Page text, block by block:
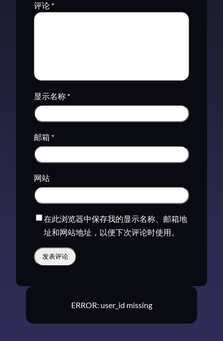
评论 *
显示名称 *
邮箱 *
网站
在此浏览器中保存我的显示名称、邮箱地
址和网站地址，以便下次评论时使用。
ERROR: user_id missing